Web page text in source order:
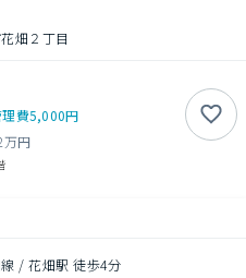
畑２丁目
費5,000円
万円
/ 花畑駅 徒歩4分